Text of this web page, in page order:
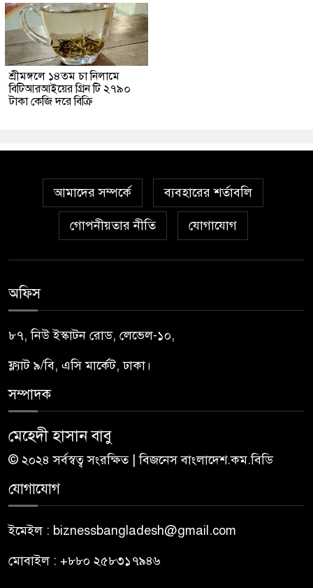
শ্রীমঙ্গলে ১৪তম চা নিলামে
বিটিআরআইয়ের গ্রিন টি ২৭৯০
টাকা কেজি দরে বিক্রি
আমাদের সম্পর্কে ব্যবহারের শর্তাবলি
গোপনীয়তার নীতি যোগাযোগ
অফিস
৮৭, নিউ ইস্কাটন রোড, লেভেল-১০,
ফ্ল্যাট ৯/বি, এসি মার্কেট, ঢাকা।
সম্পাদক
মেহেদী হাসান বাবু
© ২০২৪ সর্বস্বত্ব সংরক্ষিত | বিজনেস বাংলাদেশ.কম.বিডি
যোগাযোগ
ইমেইল : biznessbangladesh@gmail.com
মোবাইল : +৮৮০ ২৫৮৩১৭৯৪৬